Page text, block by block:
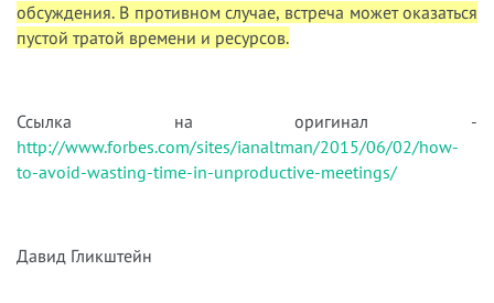
обсуждения. В противном случае, встреча может оказаться
пустой тратой времени и ресурсов.
Ссылка на оригинал -
http://www.forbes.com/sites/ianaltman/2015/06/02/how-
to-avoid-wasting-time-in-unproductive-meetings/
Давид Гликштейн